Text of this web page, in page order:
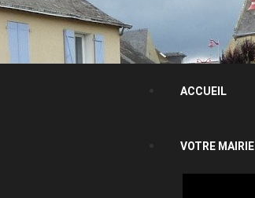
ACCUEIL
VOTRE MAIRIE